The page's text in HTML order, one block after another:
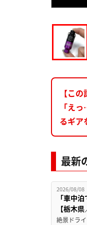
【こ
「え
るギア
最新
2026/08/08
「車中
【栃木
絶景ドラ